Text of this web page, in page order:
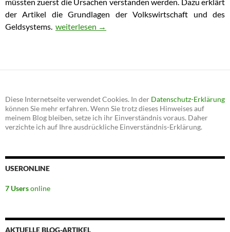
müssten zuerst die Ursachen verstanden werden. Dazu erklärt
der Artikel die Grundlagen der Volkswirtschaft und des
Geldsystems. Die Ursache der nahenden Weltwirtschaftskrise
weiterlesen →
Diese Internetseite verwendet Cookies. In der Datenschutz-Erklärung
können Sie mehr erfahren. Wenn Sie trotz dieses Hinweises auf
meinem Blog bleiben, setze ich ihr Einverständnis voraus. Daher
verzichte ich auf Ihre ausdrückliche Einverständnis-Erklärung.
USERONLINE
7 Usersonline
AKTUELLE BLOG-ARTIKEL